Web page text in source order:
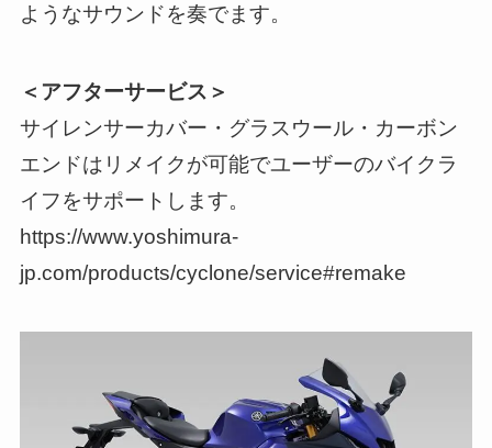
ようなサウンドを奏でます。
＜アフターサービス＞
サイレンサーカバー・グラスウール・カーボン
エンドはリメイクが可能でユーザーのバイクラ
イフをサポートします。
https://www.yoshimura-
jp.com/products/cyclone/service#remake